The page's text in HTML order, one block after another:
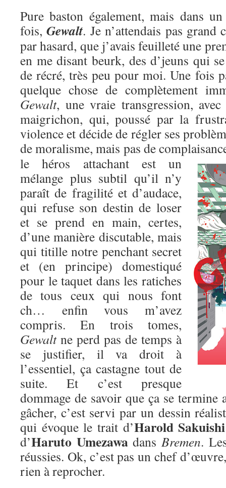
Pure baston également, mais dans
fois,Gewalt. Je n’attendais pas grand
par hasard, que j’avais feuilleté une
en me disant beurk, des d’jeuns qui
de récré, très peu pour moi. Une fois
quelque chose de complètement
Gewalt, une vraie transgression,
maigrichon, qui, poussé par la
violence et décide de régler ses
de moralisme, mais pas de
le héros attachant est un
mélange plus subtil qu’il n’y
paraît de fragilité et d’audace,
qui refuse son destin de loser
et se prend en main, certes,
d’une manière discutable, mais
qui titille notre penchant secret
et (en principe) domestiqué
pour le taquet dans les ratiches
de tous ceux qui nous font
ch… enfin vous m’avez
compris. En trois tomes,
Gewaltne perd pas de temps à
se justifier, il va droit à
l’essentiel, ça castagne tout de
suite. Et c’est presque
dommage de savoir que ça se
gâcher, c’est servi par un dessin
qui évoque le trait d’Harold Sakuishi
d’Haruto UmezawadansBremen.
réussies. Ok, c’est pas un chef
rien à reprocher.